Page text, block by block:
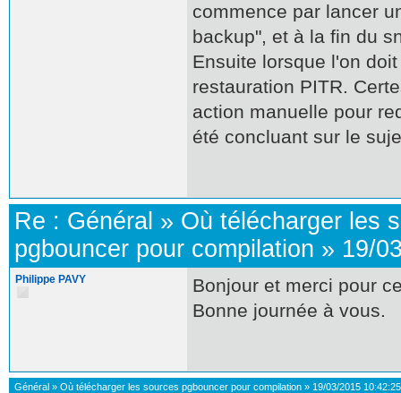
commence par lancer
backup", et à la fin du
Ensuite lorsque l'on
restauration PITR.
action manuelle pour
été concluant sur le
Re : Général » Où télécharger les
pgbouncer pour compilation » 19/
Philippe PAVY
Bonjour et merci pour
Bonne journée à vous.
Général » Où télécharger les sources pgbouncer pour compilation » 19/03/2015 10:42:25